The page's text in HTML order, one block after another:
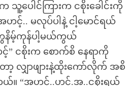
သူ့ပေါင်ကြားက ငစိုးခေါင်းကို
ဟင့်.. မလုပ်ပါနဲ့ ငါ့မောင်ရယ်
နိမ့်ကုန်ပါ့မယ်ကွယ်
ငစိုးက စောက်စိ နေရာကို
ော့ လျှာဖျားနဲ့ထိုးကော်လိုက် အစိ
“အဟင့်..ဟင့်.အ..ငစိုးရယ်